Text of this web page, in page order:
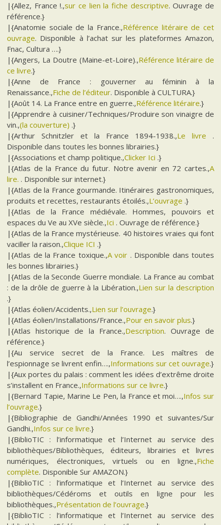
|{Allez, France !.,sur ce lien la fiche descriptive. Ouvrage de
référence.}
|{Anatomie sociale de la France.,Référence litéraire de cet
ouvrage. Disponible à l’achat sur les plateformes Amazon,
Fnac, Cultura ….}
|{Angers, La Doutre (Maine-et-Loire).,Référence litéraire de
ce livre.}
|{Anne de France : gouverner au féminin à la
Renaissance.,Fiche de l’éditeur. Disponible à CULTURA.}
|{Août 14. La France entre en guerre.,Référence litéraire.}
|{Apprendre à cuisiner/Techniques/Produire son vinaigre de
vin.,(la couverture) .}
|{Arthur Schnitzler et la France 1894-1938.,Le livre .
Disponible dans toutes les bonnes librairies.}
|{Associations et champ politique.,Clicker Ici .}
|{Atlas de la France du futur. Notre avenir en 72 cartes.,A
lire. . Disponible sur internet.}
|{Atlas de la France gourmande. Itinéraires gastronomiques,
produits et recettes, restaurants étoilés.,L’ouvrage .}
|{Atlas de la France médiévale. Hommes, pouvoirs et
espaces du Ve au XVe siècle.,Ici . Ouvrage de référence.}
|{Atlas de la France mystérieuse. 40 histoires vraies qui font
vaciller la raison.,Clique ICI .}
|{Atlas de la France toxique.,A voir . Disponible dans toutes
les bonnes librairies.}
|{Atlas de la Seconde Guerre mondiale. La France au combat
: de la drôle de guerre à la Libération.,Lien sur la description
.}
|{Atlas éolien/Accidents.,Lien sur l’ouvrage.}
|{Atlas éolien/Installations/France.,Pour en savoir plus.}
|{Atlas historique de la France.,Description. Ouvrage de
référence.}
|{Au service secret de la France. Les maîtres de
l’espionnage se livrent enfin….,Informations sur cet ouvrage.}
|{Aux portes du palais : comment les idées d’extrême droite
s’installent en France.,Informations sur ce livre.}
|{Bernard Tapie, Marine Le Pen, la France et moi….,Infos sur
l’ouvrage.}
|{Bibliographie de Gandhi/Années 1990 et suivantes/Sur
Gandhi.,Infos sur ce livre.}
|{BiblioTIC : l’informatique et l’Internet au service des
bibliothèques/Bibliothèques, éditeurs, librairies et livres
numériques, électroniques, virtuels ou en ligne.,Fiche
complète. Disponible Sur AMAZON.}
|{BiblioTIC : l’informatique et l’Internet au service des
bibliothèques/Cédéroms et outils en ligne pour les
bibliothèques.,Présentation de l’ouvrage.}
|{BiblioTIC : l’informatique et l’Internet au service des